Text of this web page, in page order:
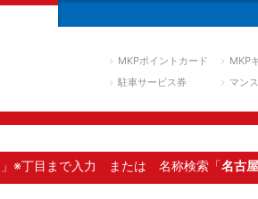
MKPポイントカード
MKP
駐車サービス券
マン
」※丁目まで入力 または 名称検索「名古